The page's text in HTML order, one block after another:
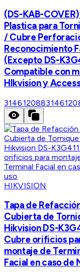
(DS-KAB-
Plastica para
/ Cubre
Reconocimiento
(Excepto DS-
Compatible con
HIkvision y
314612088
HIKVISION
Tapa de
Cubierta de
Hikvision DS-
Cubre orificios
montaje de
Facial en caso de